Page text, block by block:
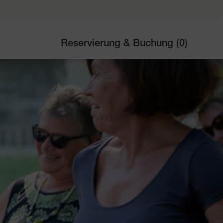
Reservierung & Buchung (0)